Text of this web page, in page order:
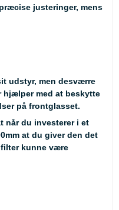
justeringer, mens
udstyr, men desværre
hjælper med at beskytte
på frontglasset.
når du investerer i et
at du giver den det
kunne være